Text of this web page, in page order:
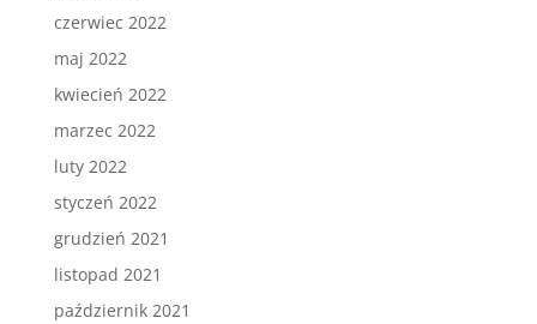
czerwiec 2022
maj 2022
kwiecień 2022
marzec 2022
luty 2022
styczeń 2022
grudzień 2021
listopad 2021
październik 2021